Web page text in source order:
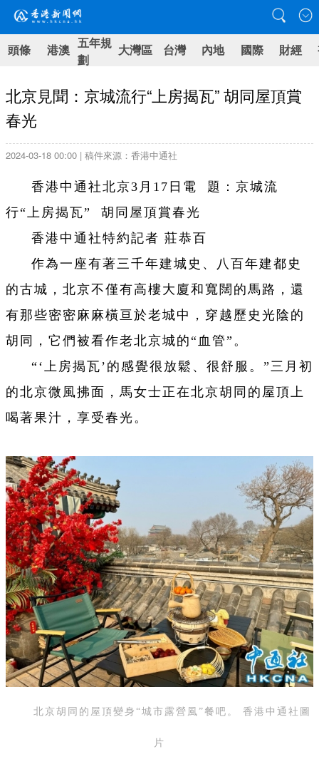
頭條 港澳 五年規
劃
大灣區 台灣 內地 國際 財經
北京見聞：京城流行“上房揭瓦” 胡同屋頂賞
春光
2024-03-18 00:00 | 稿件來源：香港中通社
香港中通社北京3月17日電 題：京城流
行“上房揭瓦” 胡同屋頂賞春光
香港中通社特約記者 莊恭百
作為一座有著三千年建城史、八百年建都史
的古城，北京不僅有高樓大廈和寬闊的馬路，還
有那些密密麻麻橫亘於老城中，穿越歷史光陰的
胡同，它們被看作老北京城的“血管”。
“‘上房揭瓦’的感覺很放鬆、很舒服。”三月初
的北京微風拂面，馬女士正在北京胡同的屋頂上
喝著果汁，享受春光。
北京胡同的屋頂變身“城市露營風”餐吧。 香港中通社圖
片